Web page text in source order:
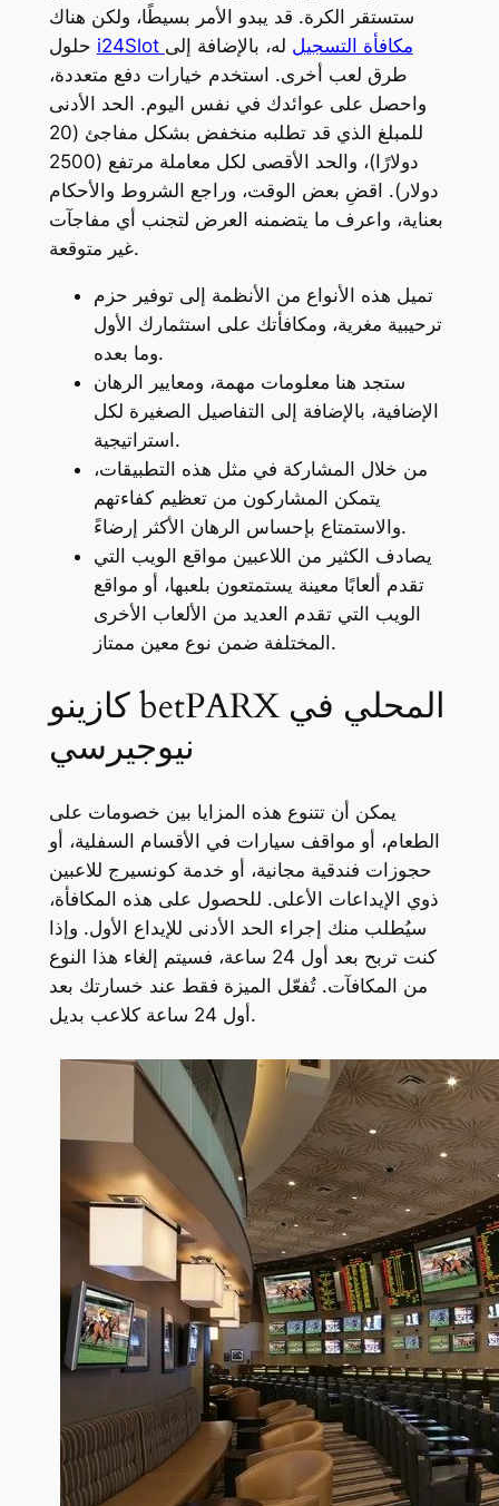
ستستقر الكرة. قد يبدو الأمر بسيطًا، ولكن هناك
i24Slot مكافأة التسجيل له، بالإضافة إلى
طرق لعب أخرى. استخدم خيارات دفع متعددة،
واحصل على عوائدك في نفس اليوم. الحد الأدنى
للمبلغ الذي قد تطلبه منخفض بشكل مفاجئ (20
دولارًا)، والحد الأقصى لكل معاملة مرتفع (2500
دولار). اقضِ بعض الوقت، وراجع الشروط والأحكام
بعناية، واعرف ما يتضمنه العرض لتجنب أي مفاجآت
غير متوقعة.
تميل هذه الأنواع من الأنظمة إلى توفير حزم
ترحيبية مغرية، ومكافأتك على استثمارك الأول
وما بعده.
ستجد هنا معلومات مهمة، ومعايير الرهان
الإضافية، بالإضافة إلى التفاصيل الصغيرة لكل
استراتيجية.
من خلال المشاركة في مثل هذه التطبيقات،
يتمكن المشاركون من تعظيم كفاءتهم
والاستمتاع بإحساس الرهان الأكثر إرضاءً.
يصادف الكثير من اللاعبين مواقع الويب التي
تقدم ألعابًا معينة يستمتعون بلعبها، أو مواقع
الويب التي تقدم العديد من الألعاب الأخرى
المختلفة ضمن نوع معين ممتاز.
كازينو betPARX المحلي في
نيوجيرسي
يمكن أن تتنوع هذه المزايا بين خصومات على
الطعام، أو مواقف سيارات في الأقسام السفلية، أو
حجوزات فندقية مجانية، أو خدمة كونسيرج للاعبين
ذوي الإيداعات الأعلى. للحصول على هذه المكافأة،
سيُطلب منك إجراء الحد الأدنى للإيداع الأول. وإذا
كنت تربح بعد أول 24 ساعة، فسيتم إلغاء هذا النوع
من المكافآت. تُفعّل الميزة فقط عند خسارتك بعد
أول 24 ساعة كلاعب بديل.